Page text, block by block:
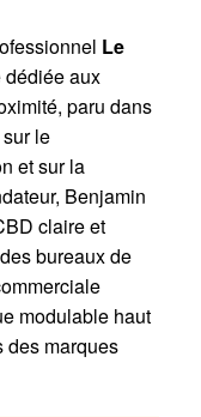
Le
dédiée aux
paru dans
le
et sur la
Benjamin
claire et
bureaux de
modulable haut
des marques